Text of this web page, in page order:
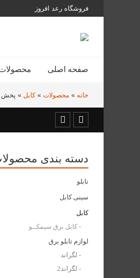
فروشگاه رعد افروز
صفحه اصلی
خانه » محصولات »کابل » پخش
دسته بندی
تابلو
سینی کابل
کابل
کابل برق سیمکــو
لوازم تابلو برق
لگراند
لگراند2